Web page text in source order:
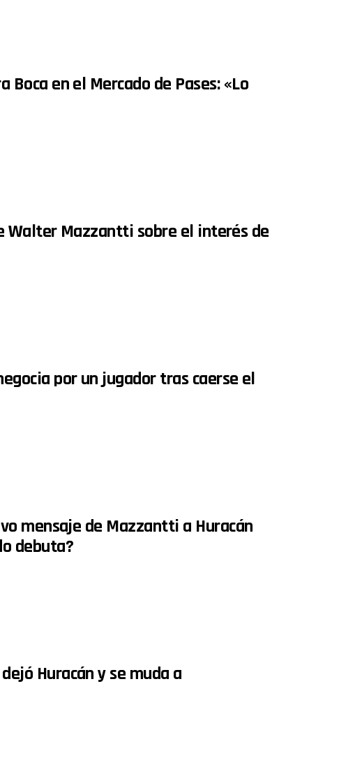
en el Mercado de Pases: «Lo
Walter Mazzantti sobre el interés de
por un jugador tras caerse el
mensaje de Mazzantti a Huracán
debuta?
Huracán y se muda a